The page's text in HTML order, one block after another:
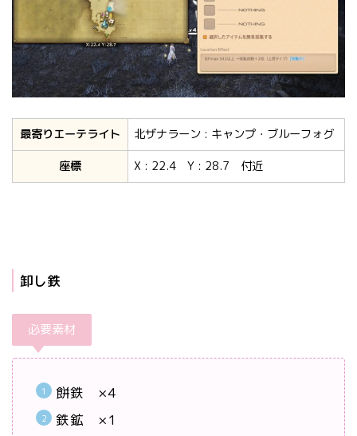
最寄りエーテライト
北ザナラーン : キャンプ・ブルーフォグ
座標
X : 22.4 Y : 28.7 付近
卸し鉄
必要素材
餅鉄 ×4
鉄鉱 ×1